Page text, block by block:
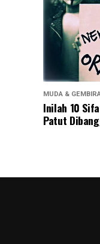
MUDA &
Inilah 10
Patut